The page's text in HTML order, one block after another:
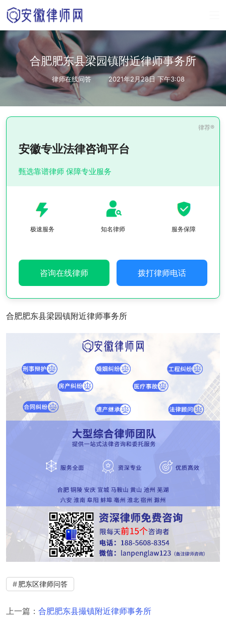
合肥肥东县梁园镇附近律师事务所
律师在线问答 2021年2月28日 下午3:08
安徽专业法律咨询平台
甄选靠谱律师 保障专业服务
极速服务 知名律师 服务保障
咨询在线律师 拨打律师电话
合肥肥东县梁园镇附近律师事务所
肥东区律师问答
上一篇： 合肥肥东县撮镇附近律师事务所